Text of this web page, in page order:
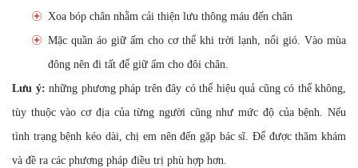
Xoa bóp chân nhằm cải thiện lưu thông máu đến chân
Mặc quần áo giữ ấm cho cơ thể khi trời lạnh, nổi gió. Vào mùa
đông nên đi tất để giữ ấm cho đôi chân.
Lưu ý: những phương pháp trên đây có thể hiệu quả cũng có thể không,
tùy thuộc vào cơ địa của từng người cũng như mức độ của bệnh. Nếu
tình trạng bệnh kéo dài, chị em nên đến gặp bác sĩ. Để được thăm khám
và đề ra các phương pháp điều trị phù hợp hơn.